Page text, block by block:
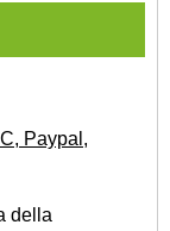
C, Paypal,
della